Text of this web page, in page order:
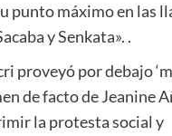
punto máximo en las
y Senkata». .
proveyó por debajo
de facto de Jeanine
la protesta social y